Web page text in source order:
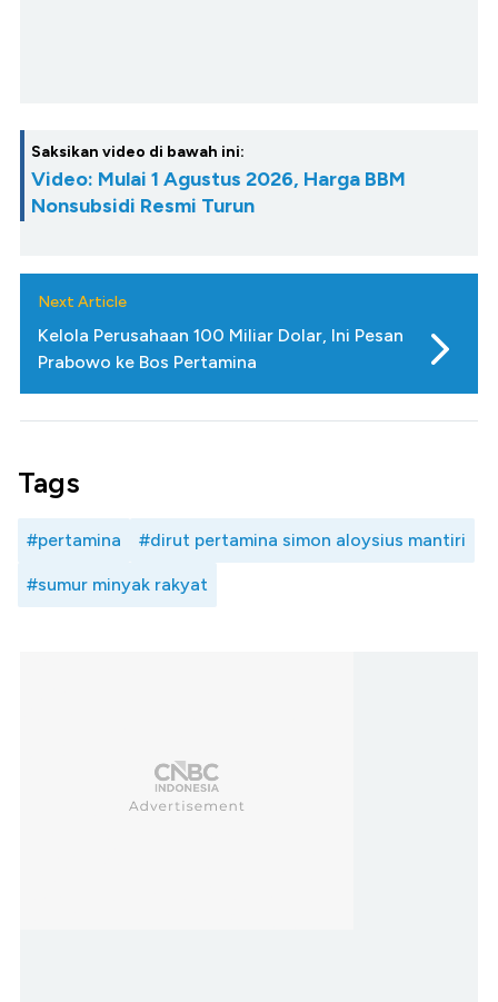
Saksikan video di bawah ini:
Video: Mulai 1 Agustus 2026, Harga BBM
Nonsubsidi Resmi Turun
Next Article
Kelola Perusahaan 100 Miliar Dolar, Ini Pesan
Prabowo ke Bos Pertamina
Tags
#pertamina #dirut pertamina simon aloysius mantiri
#sumur minyak rakyat